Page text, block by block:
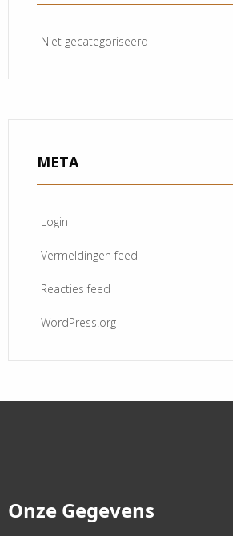
Niet gecategoriseerd
META
Login
Vermeldingen feed
Reacties feed
WordPress.org
Onze Gegevens